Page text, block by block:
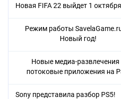
Новая FIFA 22 выйдет 1
Режим работы
Новый год!
Новые медиа-развлечения
потоковые приложения на
Sony представила разбор PS5!